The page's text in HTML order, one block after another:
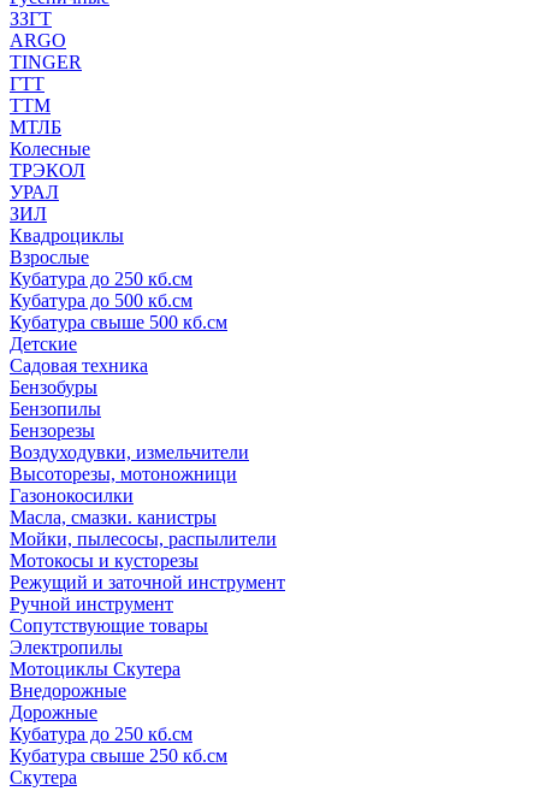
ЗЗГТ
ARGO
TINGER
ГТТ
ТТМ
МТЛБ
Колесные
ТРЭКОЛ
УРАЛ
ЗИЛ
Квадроциклы
Взрослые
Кубатура до 250 кб.см
Кубатура до 500 кб.см
Кубатура свыше 500 кб.см
Детские
Садовая техника
Бензобуры
Бензопилы
Бензорезы
Воздуходувки, измельчители
Высоторезы, мотоножници
Газонокосилки
Масла, смазки. канистры
Мойки, пылесосы, распылители
Мотокосы и кусторезы
Режущий и заточной инструмент
Ручной инструмент
Сопутствующие товары
Электропилы
Мотоциклы Скутера
Внедорожные
Дорожные
Кубатура до 250 кб.см
Кубатура свыше 250 кб.см
Скутера